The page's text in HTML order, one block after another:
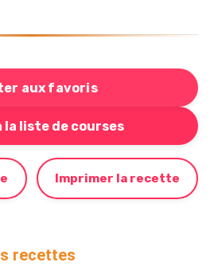
aux favoris
la liste de courses
recette à votre liste de
Imprimer la recette
recettes